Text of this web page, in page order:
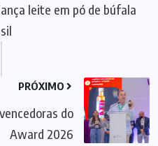
leite em pó de búfala
PRÓXIMO
do
Award 2026